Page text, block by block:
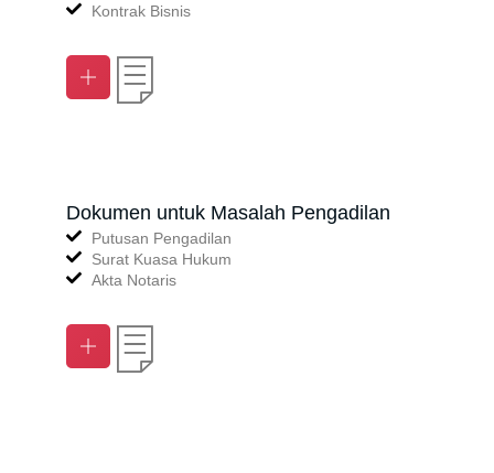
Kontrak Bisnis
Dokumen untuk Masalah Pengadilan
Putusan Pengadilan
Surat Kuasa Hukum
Akta Notaris